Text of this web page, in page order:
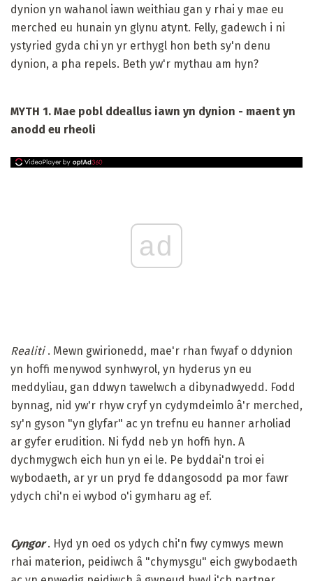
dynion yn wahanol iawn weithiau gan y rhai y mae eu
merched eu hunain yn glynu atynt. Felly, gadewch i ni
ystyried gyda chi yn yr erthygl hon beth sy'n denu
dynion, a pha repels. Beth yw'r mythau am hyn?
MYTH 1. Mae pobl ddeallus iawn yn dynion - maent yn
anodd eu rheoli
ad
Realiti. Mewn gwirionedd, mae'r rhan fwyaf o ddynion
yn hoffi menywod synhwyrol, yn hyderus yn eu
meddyliau, gan ddwyn tawelwch a dibynadwyedd. Fodd
bynnag, nid yw'r rhyw cryf yn cydymdeimlo â'r merched,
sy'n gyson "yn glyfar" ac yn trefnu eu hanner arholiad
ar gyfer erudition. Ni fydd neb yn hoffi hyn. A
dychmygwch eich hun yn ei le. Pe byddai'n troi ei
wybodaeth, ar yr un pryd fe ddangosodd pa mor fawr
ydych chi'n ei wybod o'i gymharu ag ef.
Cyngor. Hyd yn oed os ydych chi'n fwy cymwys mewn
rhai materion, peidiwch â "chymysgu" eich gwybodaeth